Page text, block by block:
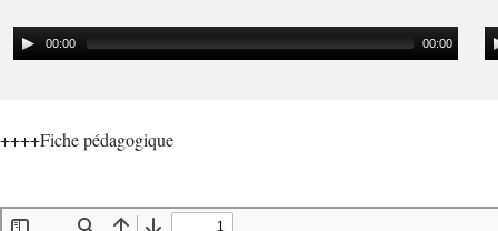
00:00 00:00
++++Fiche pédagogique